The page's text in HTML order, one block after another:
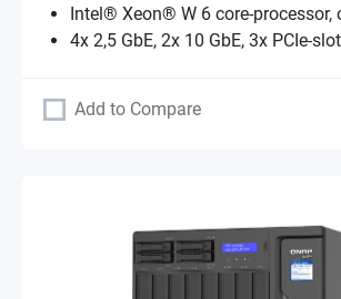
Intel® Xeon® W 6 core-processor,
4x 2,5 GbE, 2x 10 GbE, 3x PCIe-
Add to Compare